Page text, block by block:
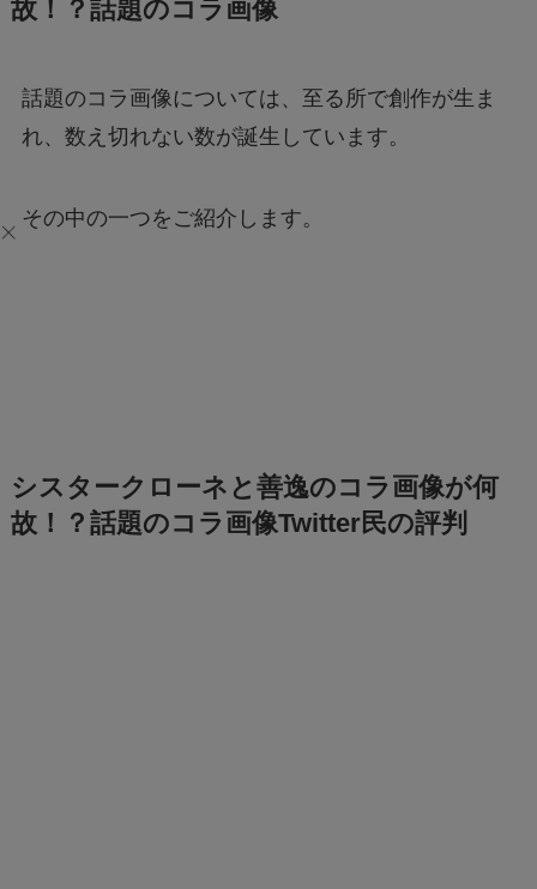
故！？話題のコラ画像
話題のコラ画像については、至る所で創作が生ま
れ、数え切れない数が誕生しています。
その中の一つをご紹介します。
シスタークローネと善逸のコラ画像が何
故！？話題のコラ画像Twitter民の評判